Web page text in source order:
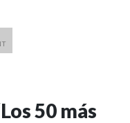
50 más